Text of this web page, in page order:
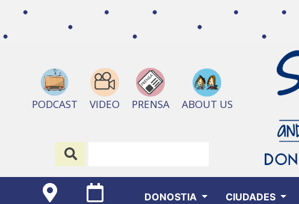
PODCAST VIDEO PRENSA ABOUT US
DONOSTIA CIUDADES